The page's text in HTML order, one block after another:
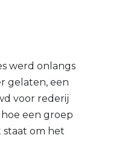
werd onlangs
gelaten, een
voor rederij
een groep
staat om het